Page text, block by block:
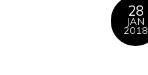
28
JAN
2018